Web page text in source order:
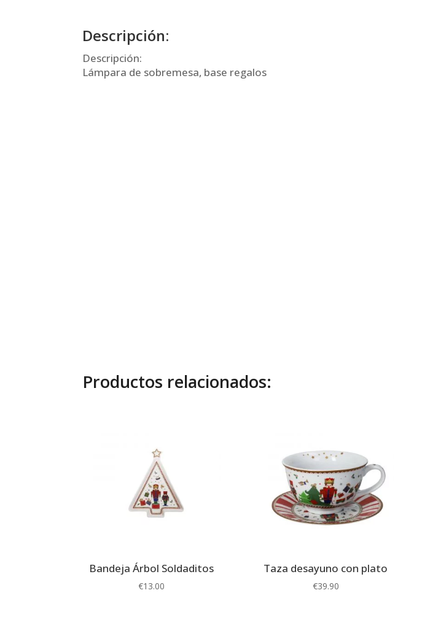
Descripción:
Descripción:
Lámpara de sobremesa, base regalos
Productos relacionados:
Bandeja Árbol Soldaditos
€13.00
Taza desayuno con plato
€39.90